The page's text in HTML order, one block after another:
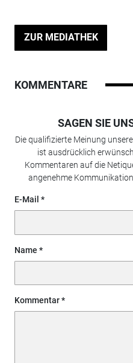
ZUR MEDIATHEK
KOMMENTARE
SAGEN SIE
Die qualifizierte Meinung
ist ausdrücklich
Kommentaren auf die
angenehme
E-Mail
Name
Kommentar